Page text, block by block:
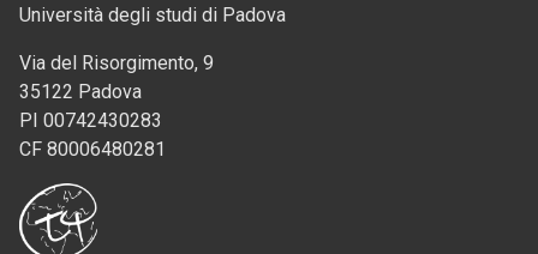
Università degli studi di Padova
Via del Risorgimento, 9
35122 Padova
PI 00742430283
CF 80006480281